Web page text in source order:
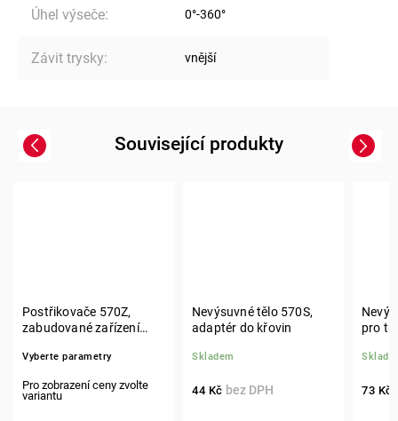
Úhel výseče: 0°-360°
Závit trysky: vnější
Související produkty
Previous
Postřikovače 570Z,
zabudované zařízení
Vyberte parametry
Nevýsuvné tělo 570S,
adaptér do křovin
Skladem
44 Kč
pro
73 Kč
Next